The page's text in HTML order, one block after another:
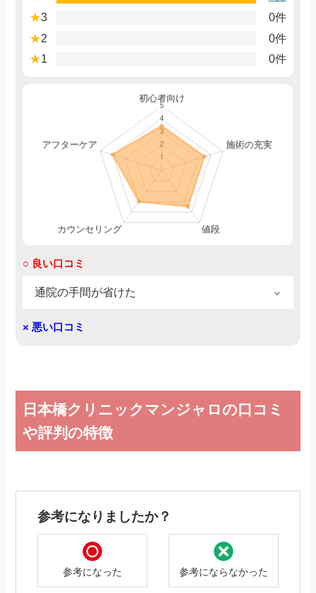
★3
0件
★2
0件
★1 0件
○ 良い口コミ
通院の手間が省けた
リラックスした状態で診察を受けることがで
× 悪い口コミ
日本橋クリニックマンジャロの口コミ
や評判の特徴
参考になりましたか？
参考になった 参考にならなかった